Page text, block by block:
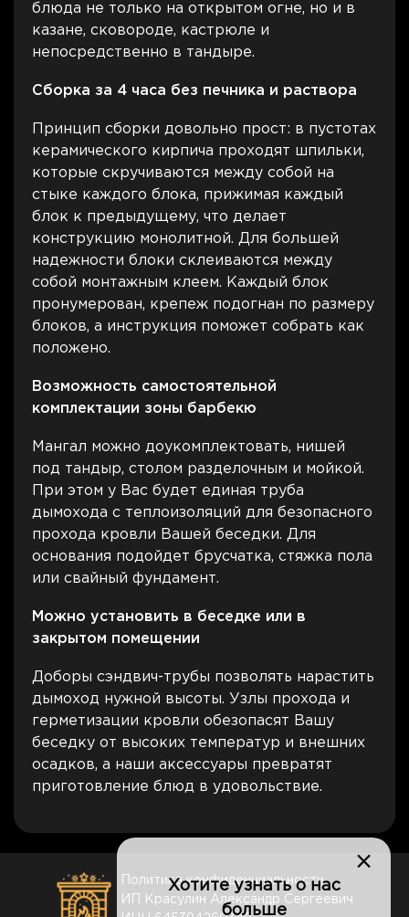
блюда не только на открытом огне, но и в
казане, сковороде, кастрюле и
непосредственно в тандыре.
Сборка за 4 часа без печника и раствора
Принцип сборки довольно прост: в пустотах
керамического кирпича проходят шпильки,
которые скручиваются между собой на
стыке каждого блока, прижимая каждый
блок к предыдущему, что делает
конструкцию монолитной. Для большей
надежности блоки склеиваются между
собой монтажным клеем. Каждый блок
пронумерован, крепеж подогнан по размеру
блоков, а инструкция поможет собрать как
положено.
Возможность самостоятельной
комплектации зоны барбекю
Мангал можно доукомплектовать, нишей
под тандыр, столом разделочным и мойкой.
При этом у Вас будет единая труба
дымохода с теплоизоляций для безопасного
прохода кровли Вашей беседки. Для
основания подойдет брусчатка, стяжка пола
или свайный фундамент.
Можно установить в беседке или в
закрытом помещении
Доборы сэндвич-трубы позволять нарастить
дымоход нужной высоты. Узлы прохода и
герметизации кровли обезопасят Вашу
беседку от высоких температур и внешних
осадков, а наши аксессуары превратят
приготовление блюд в удовольствие.
Политика конфиденциальности
ИП Красулин Александр Сергеевич
×
Хотите узнать о нас
больше